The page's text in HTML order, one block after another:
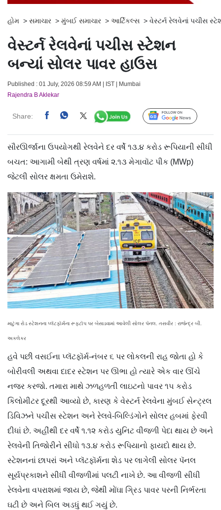
હોમ > સમાચાર > મુંબઈ સમાચાર > આર્ટિકલ્સ > વેસ્ટર્ન રેલવેનાં પચીસ
વેસ્ટર્ન રેલવેનાં પચીસ સ્ટેશન
બન્યાં સોલર પાવર હાઉસ
Published : 01 July, 2026 08:59 AM | IST | Mumbai
Rajendra B Aklekar
Share: Follow Us
સૌરઊર્જાના ઉપયોગથી રેલવેને દર વર્ષે ૧૩.૪ કરોડ રૂપિયાની સીધી
બચત: આગામી બેથી ત્રણ વર્ષમાં ૨.૧૩ મેગાવૉટ પીક (MWp)
જેટલી સોલર ક્ષમતા ઉમેરાશે.
માટુંગા રોડ સ્ટેશનના પ્લૅટફૉર્મના રૂફટૉપ પર બેસાડવામાં આવેલી સોલર પૅનલ. તસવીર : રાજેન્દ્ર બી.
અકલેકર
હવે પછી વસઈના પ્લૅટફૉર્મ-નંબર ૬ પર લોકલની રાહ જોતા હો કે
બોરીવલી અથવા દાદર સ્ટેશન પર ઊભા હો ત્યારે એક વાર ઊંચે
નજર કરજો. તમારા માથે ઝળહળતી લાઇટનો પાવર ૧૫ કરોડ
કિલોમીટર દૂરથી આવ્યો છે, કારણ કે વેસ્ટર્ન રેલવેના મુંબઈ સેન્ટ્રલ
ડિવિઝને પચીસ સ્ટેશન અને રેલવે-બિલ્ડિંગોને સોલર હબમાં ફેરવી
દીધાં છે. અહીંથી દર વર્ષે ૧.૧૨ કરોડ યુનિટ વીજળી પેદા થાય છે અને
રેલવેની તિજોરીને સીધો ૧૩.૪ કરોડ રૂપિયાનો ફાયદો થાય છે.
સ્ટેશનનાં છાપરાં અને પ્લૅટફૉર્મના શેડ પર લાગેલી સોલર પૅનલ
સૂર્યપ્રકાશને સીધી વીજળીમાં પલટી નાખે છે. આ વીજળી સીધી
રેલવેના વપરાશમાં જાય છે, જેથી મોંઘા ગ્રિડ પાવર પરની નિર્ભરતા
ઘટી છે અને બિલ અડધું થઈ ગયું છે.